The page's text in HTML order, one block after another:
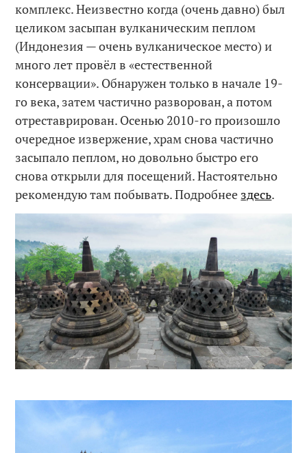
комплекс. Неизвестно когда (очень давно) был
целиком засыпан вулканическим пеплом
(Индонезия — очень вулканическое место) и
много лет провёл в «естественной
консервации». Обнаружен только в начале 19-
го века, затем частично разворован, а потом
отреставрирован. Осенью 2010-го произошло
очередное извержение, храм снова частично
засыпало пеплом, но довольно быстро его
снова открыли для посещений. Настоятельно
рекомендую там побывать. Подробнее здесь.